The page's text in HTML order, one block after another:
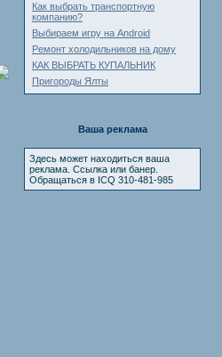
Как выбрать транспортную
компанию?
Выбираем игру на Android
Ремонт холодильников на дому
КАК ВЫБРАТЬ КУПАЛЬНИК
Пригороды Ялты
Ваша реклама
Здесь может находиться ваша
реклама. Ссылка или банер.
Обращаться в ICQ 310-481-985